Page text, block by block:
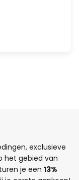
exclusieve
het gebied van
je een 13%